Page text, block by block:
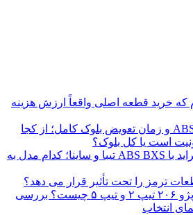
خرید قطعه اصلی واقعاً ارزش هزینه
علائم خرابی ABS BXS و زمان تعویض بلوک کامل؛ از کجا
است یا کل بلوک؟
تفاوت ABS BXS پراید با ABS BXS تیبا و ساینا؛ کدام مدل به
ترمز را تحت تأثیر قرار می دهد؟
تفاوت یونیت ABS پژو ۲۰۶ تیپ ۲ و تیپ ۵ چیست؟ بررسی
انتخاب